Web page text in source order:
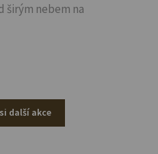
širým nebem na
další akce